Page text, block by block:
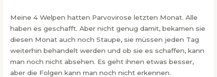
Meine 4 Welpen hatten Parvovirose letzten Monat. Alle
haben es geschafft. Aber nicht genug damit, bekamen sie
diesen Monat auch noch Staupe, sie müssen jeden Tag
weiterhin behandelt werden und ob sie es schaffen, kann
man noch nicht absehen. Es geht ihnen etwas besser,
aber die Folgen kann man noch nicht erkennen.